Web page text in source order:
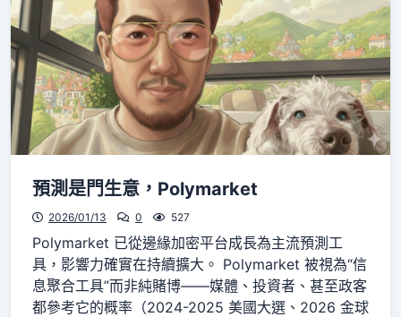
預測是門生意，Polymarket
2026/01/13 0 527
Polymarket 已從邊緣加密平台成長為主流預測工
具，影響力確實在持續擴大。 Polymarket 被視為“信
息聚合工具”而非純賭博——媒體、投資者、甚至政客
都參考它的概率（2024-2025 美國大選、2026 金球